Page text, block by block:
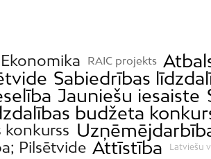
Ekonomika RAIC projekts
Sabiedrības
Jauniešu iesaiste
budžeta
konkurss
Pilsētvide Attīstība Latviešu